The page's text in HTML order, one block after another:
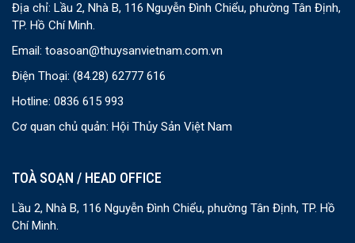
Địa chỉ: Lầu 2, Nhà B, 116 Nguyễn Đình Chiểu, phường Tân Định,
TP. Hồ Chí Minh.
Email: toasoan@thuysanvietnam.com.vn
Điện Thoại: (84.28) 62777 616
Hotline: 0836 615 993
Cơ quan chủ quản: Hội Thủy Sản Việt Nam
TOÀ SOẠN / HEAD OFFICE
Lầu 2, Nhà B, 116 Nguyễn Đình Chiểu, phường Tân Định, TP. Hồ
Chí Minh.